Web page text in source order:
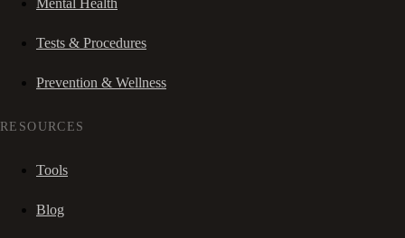
Tests & Procedures
Prevention & Wellness
RESOURCES
Tools
Blog